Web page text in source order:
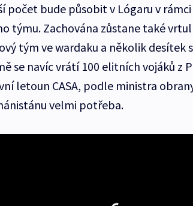
počet bude působit v Lógaru v
týmu. Zachována zůstane také
tým ve wardaku a několik desítek
se navíc vrátí 100 elitních vojáků z
letoun CASA, podle ministra
velmi potřeba.